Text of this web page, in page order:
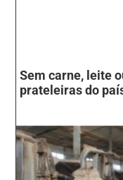
Sem carne, leite
prateleiras do